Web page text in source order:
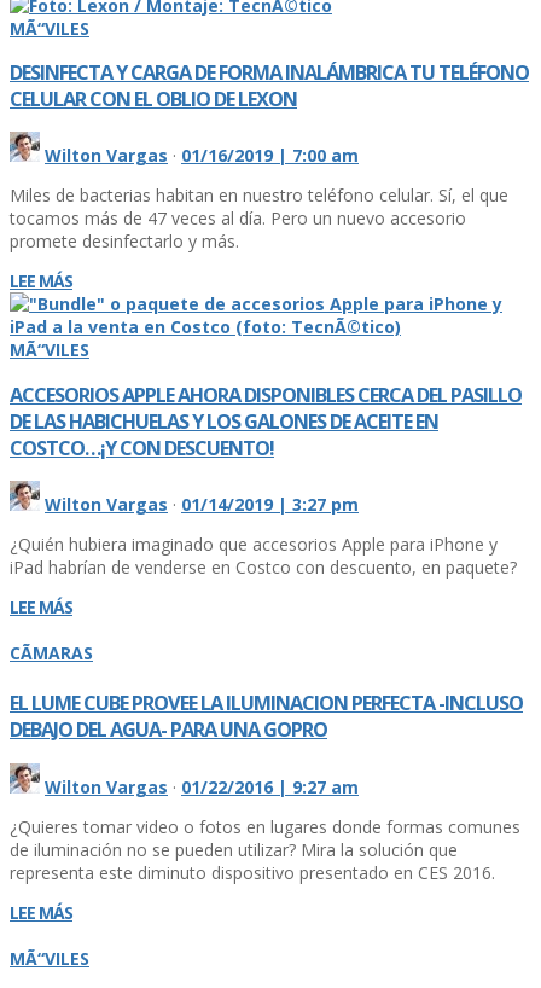
MÃ“VILES
DESINFECTA Y CARGA DE FORMA INALÁMBRICA TU TELÉFONO
CELULAR CON EL OBLIO DE LEXON
Wilton Vargas · 01/16/2019 | 7:00 am
Miles de bacterias habitan en nuestro teléfono celular. Sí­, el que
tocamos más de 47 veces al dí­a. Pero un nuevo accesorio
promete desinfectarlo y más.
LEE MÁS
MÃ“VILES
ACCESORIOS APPLE AHORA DISPONIBLES CERCA DEL PASILLO
DE LAS HABICHUELAS Y LOS GALONES DE ACEITE EN
COSTCO…¡Y CON DESCUENTO!
Wilton Vargas · 01/14/2019 | 3:27 pm
¿Quién hubiera imaginado que accesorios Apple para iPhone y
iPad habrí­an de venderse en Costco con descuento, en paquete?
LEE MÁS
CÃMARAS
EL LUME CUBE PROVEE LA ILUMINACION PERFECTA -INCLUSO
DEBAJO DEL AGUA- PARA UNA GOPRO
Wilton Vargas · 01/22/2016 | 9:27 am
¿Quieres tomar video o fotos en lugares donde formas comunes
de iluminación no se pueden utilizar? Mira la solución que
representa este diminuto dispositivo presentado en CES 2016.
LEE MÁS
MÃ“VILES